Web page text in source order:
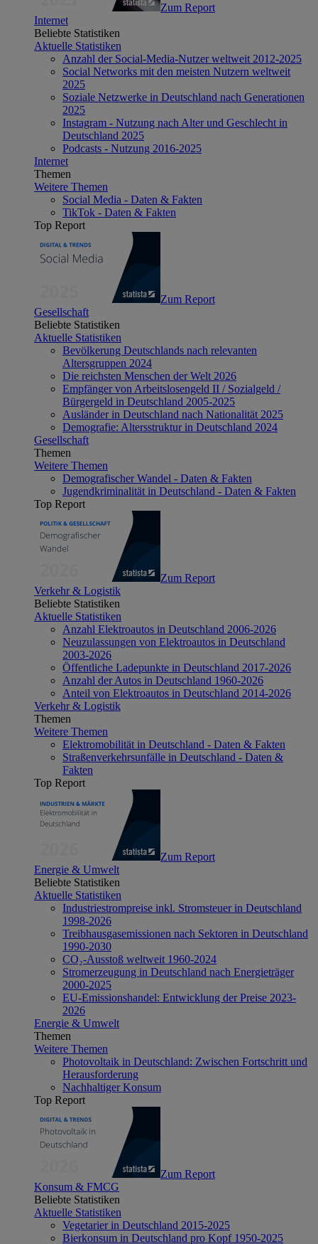
Zum Report
Internet
Beliebte Statistiken
Aktuelle Statistiken
Anzahl der Social-Media-Nutzer weltweit 2012-2025
Social Networks mit den meisten Nutzern weltweit
2025
Soziale Netzwerke in Deutschland nach Generationen
2025
Instagram - Nutzung nach Alter und Geschlecht in
Deutschland 2025
Podcasts - Nutzung 2016-2025
Internet
Themen
Weitere Themen
Social Media - Daten & Fakten
TikTok - Daten & Fakten
Top Report
Zum Report
Gesellschaft
Beliebte Statistiken
Aktuelle Statistiken
Bevölkerung Deutschlands nach relevanten
Altersgruppen 2024
Die reichsten Menschen der Welt 2026
Empfänger von Arbeitslosengeld II / Sozialgeld /
Bürgergeld in Deutschland 2005-2025
Ausländer in Deutschland nach Nationalität 2025
Demografie: Altersstruktur in Deutschland 2024
Gesellschaft
Themen
Weitere Themen
Demografischer Wandel - Daten & Fakten
Jugendkriminalität in Deutschland - Daten & Fakten
Top Report
Zum Report
Verkehr & Logistik
Beliebte Statistiken
Aktuelle Statistiken
Anzahl Elektroautos in Deutschland 2006-2026
Neuzulassungen von Elektroautos in Deutschland
2003-2026
Öffentliche Ladepunkte in Deutschland 2017-2026
Anzahl der Autos in Deutschland 1960-2026
Anteil von Elektroautos in Deutschland 2014-2026
Verkehr & Logistik
Themen
Weitere Themen
Elektromobilität in Deutschland - Daten & Fakten
Straßenverkehrsunfälle in Deutschland - Daten &
Fakten
Top Report
Zum Report
Energie & Umwelt
Beliebte Statistiken
Aktuelle Statistiken
Industriestrompreise inkl. Stromsteuer in Deutschland
1998-2026
Treibhausgasemissionen nach Sektoren in Deutschland
1990-2030
CO₂-Ausstoß weltweit 1960-2024
Stromerzeugung in Deutschland nach Energieträger
2000-2025
EU-Emissionshandel: Entwicklung der Preise 2023-
2026
Energie & Umwelt
Themen
Weitere Themen
Photovoltaik in Deutschland: Zwischen Fortschritt und
Herausforderung
Nachhaltiger Konsum
Top Report
Zum Report
Konsum & FMCG
Beliebte Statistiken
Aktuelle Statistiken
Vegetarier in Deutschland 2015-2025
Bierkonsum in Deutschland pro Kopf 1950-2025